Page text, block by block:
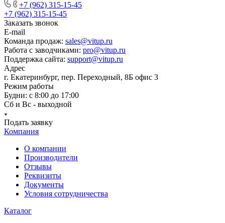
+7 (962) 315-15-45
+7 (962) 315-15-45
Заказать звонок
E-mail
Команда продаж: sales@vitup.ru
Работа с заводчиками: pro@vitup.ru
Поддержка сайта: support@vitup.ru
Адрес
г. Екатеринбург, пер. Переходный, 8Б офис 3
Режим работы
Будни: с 8:00 до 17:00
Сб и Вс - выходной
Подать заявку
Компания
О компании
Производители
Отзывы
Реквизиты
Документы
Условия сотрудничества
Каталог